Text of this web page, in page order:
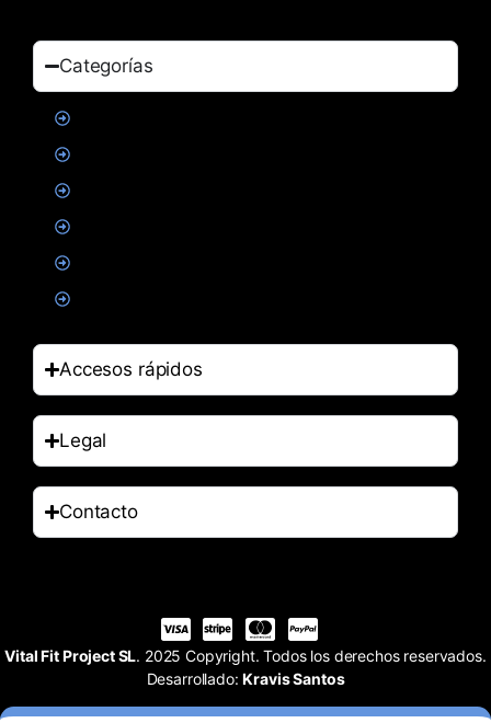
Categorías
Accesos rápidos
Legal
Contacto
Vital Fit Project SL. 2025 Copyright. Todos los derechos reservados.
Desarrollado:Kravis Santos